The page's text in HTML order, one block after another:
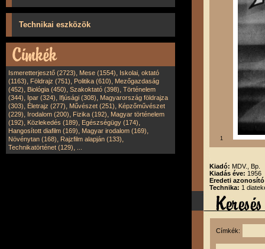
Technikai eszközök
Ismeretterjesztő (2723), Mese (1554), Iskolai, oktató
(1163), Földrajz (751), Politika (610), Mezőgazdaság
(452), Biológia (450), Szakoktató (398), Történelem
(344), Ipar (324), Ifjúsági (308), Magyarország földrajza
(303), Életrajz (277), Művészet (251), Képzőművészet
(229), Irodalom (200), Fizika (192), Magyar történelem
(192), Közlekedés (189), Egészségügy (174),
Hangosított diafilm (169), Magyar irodalom (169),
Növénytan (168), Rajzfilm alapján (133),
Technikatörténet (129),
1
Kiadó: MDV., Bp.
Kiadás éve: 1956
Eredeti
Technika: 1
Címkék: